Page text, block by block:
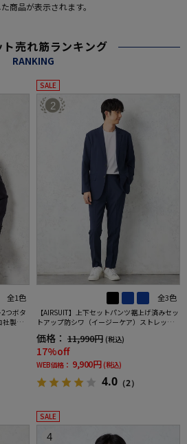
商品が表示されます。
ト売れ筋ランキング
RANKING
全1色
つボタ
社製生
SALE
2
全3色
【AIRSUIT】上下セットパンツ裾上げ済みセッ
トアップ防シワ（イージーケア）ストレッチ
通年吸汗速乾UVカット2つボタンジャケットノ
ータックスラックス春夏
価格： 11,990円 (税込)
17%off
WEB価格： 9,900円 (税込)
4.0 （2）
SALE
4